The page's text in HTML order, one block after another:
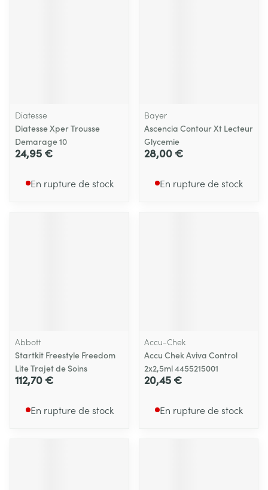
Diatesse
Diatesse Xper Trousse
Demarage 10
24,95 €
En rupture de stock
Bayer
Ascencia Contour Xt Lecteur
Glycemie
28,00 €
En rupture de stock
Abbott
Startkit Freestyle Freedom
Lite Trajet de Soins
112,70 €
En rupture de stock
Accu-Chek
Accu Chek Aviva Control
2x2,5ml 4455215001
20,45 €
En rupture de stock